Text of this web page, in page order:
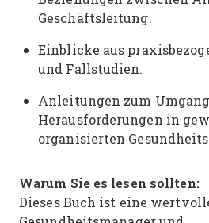
Geschäftsleitung.
Einblicke aus
und Fallstudien.
Anleitungen zum
Herausforderungen in
organisierten
Warum Sie es lesen sollten:
Dieses Buch ist eine